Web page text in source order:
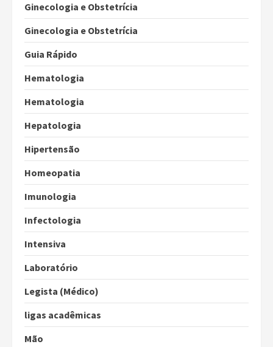
Ginecologia e Obstetrícia
Ginecologia e Obstetrícia
Guia Rápido
Hematologia
Hematologia
Hepatologia
Hipertensão
Homeopatia
Imunologia
Infectologia
Intensiva
Laboratório
Legista (Médico)
ligas acadêmicas
Mão